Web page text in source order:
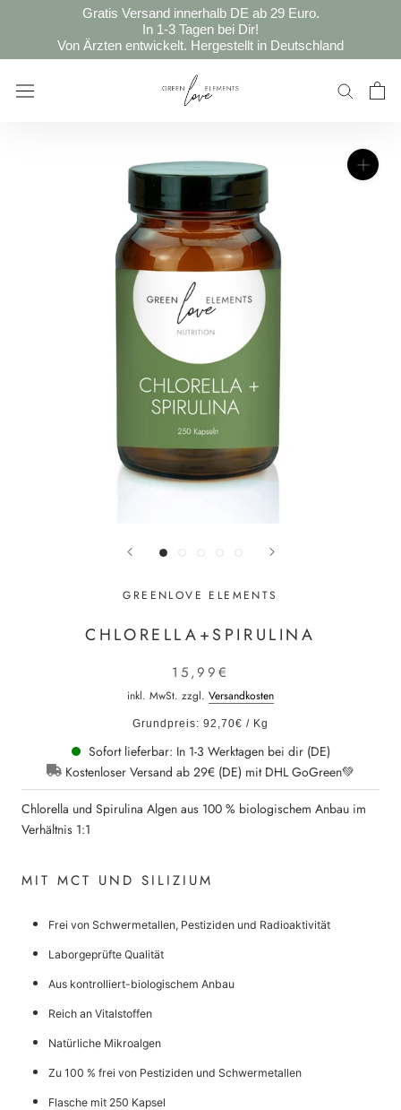
Gratis Versand innerhalb DE ab 29 Euro.
In 1-3 Tagen bei Dir!
Von Ärzten entwickelt. Hergestellt in Deutschland
GREENLOVE ELEMENTS
CHLORELLA+SPIRULINA
15,99€
inkl. MwSt. zzgl. Versandkosten
Grundpreis: 92,70€ / Kg
Sofort lieferbar: In 1-3 Werktagen bei dir (DE)
Kostenloser Versand ab 29€ (DE) mit DHL GoGreen💚
Chlorella und Spirulina Algen aus 100 % biologischem Anbau im
Verhältnis 1:1
MIT MCT UND SILIZIUM
Frei von Schwermetallen, Pestiziden und Radioaktivität
Laborgeprüfte Qualität
Aus kontrolliert-biologischem Anbau
Reich an Vitalstoffen
Natürliche Mikroalgen
Zu 100 % frei von Pestiziden und Schwermetallen
Flasche mit 250 Kapsel